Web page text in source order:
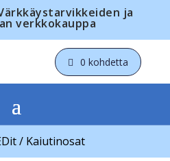
ja
verkkokauppa
0 kohdetta
/ Kaiutinosat